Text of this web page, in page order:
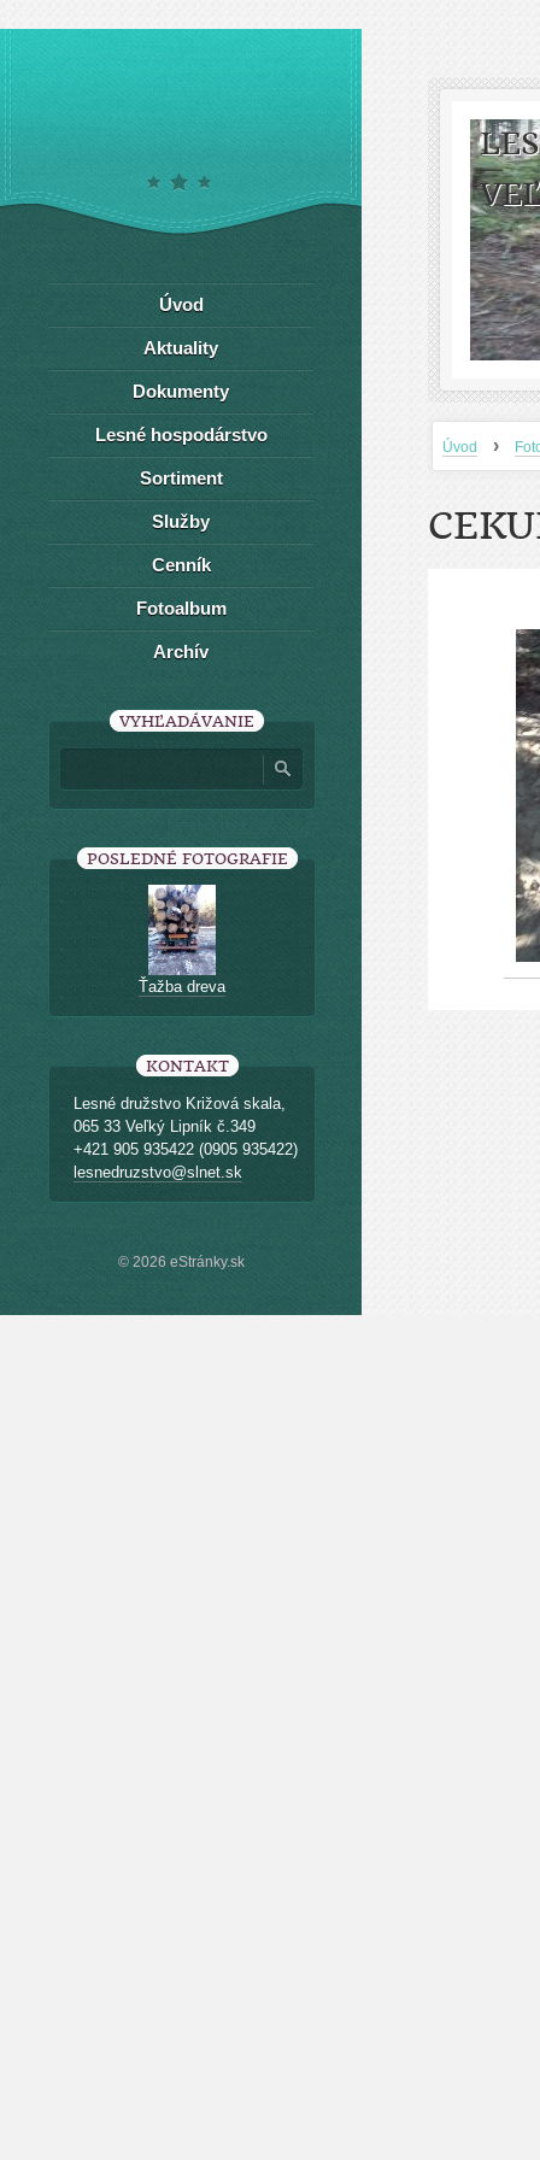
Úvod ›
Úvod
Aktuality
Dokumenty
Lesné hospodárstvo
Sortiment
Služby
Cenník
Fotoalbum
Archív
VYHĽADÁVANIE
POSLEDNÉ FOTOGRAFIE
Ťažba dreva
KONTAKT
Lesné družstvo Križová skala,
065 33 Veľký Lipník č.349
+421 905 935422 (0905 935422)
lesnedruzstvo@slnet.sk
© 2026 eStránky.sk